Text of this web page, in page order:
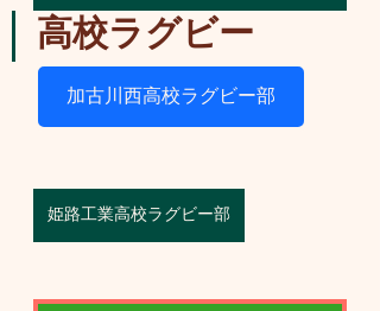
高校ラグビー
加古川西高校ラグビー部
姫路工業高校ラグビー部